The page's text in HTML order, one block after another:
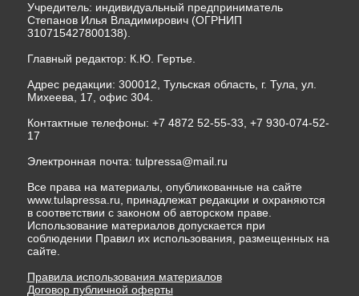
Учредитель: индивидуальный предприниматель
Степанов Илья Владимирович (ОГРНИП
310715427800138).
Главный редактор: К.Ю. Гертье.
Адрес редакции: 300012, Тульская область, г. Тула, ул.
Михеева, 17, офис 304.
Контактные телефоны: +7 4872 52-55-33, +7 930-074-52-
17
Электронная почта: tulpressa@mail.ru
Все права на материалы, опубликованные на сайте
www.tulapressa.ru, принадлежат редакции и охраняются
в соответствии с законом об авторском праве.
Использование материалов допускается при
соблюдении Правил их использования, размещенных на
сайте.
Правила использования материалов
Договор публичной оферты